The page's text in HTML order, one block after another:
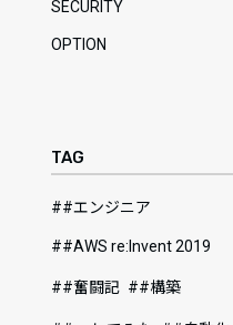
SECURITY
OPTION
TAG
#エンジニア
#AWS re:Invent 2019
#奮闘記 #構築